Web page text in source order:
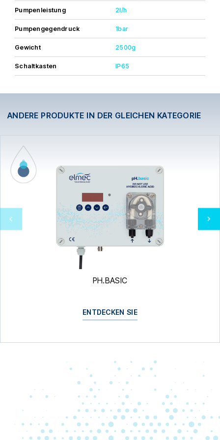
Pumpenleistung 2l/h
Pumpengegendruck 1bar
Gewicht 2500g
Schaltkasten IP65
ANDERE PRODUKTE IN DER GLEICHEN KATEGORIE
PH.BASIC
ENTDECKEN SIE